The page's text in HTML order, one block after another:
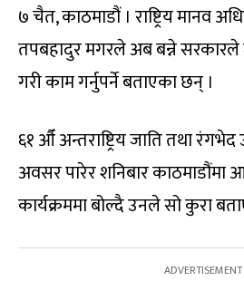
७ चैत, काठमाडौं । राष्ट्रिय मानव
तपबहादुर मगरले अब बन्ने सरकारले
गरी काम गर्नुपर्ने बताएका छन् ।
६१ औँ अन्तराष्ट्रिय जाति तथा
अवसर पारेर शनिबार
कार्यक्रममा बोल्दै उनले सो कुरा